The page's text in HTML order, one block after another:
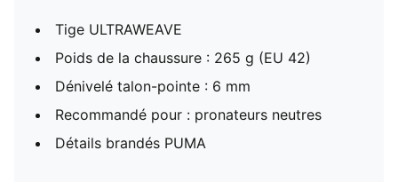
Tige ULTRAWEAVE
Poids de la chaussure : 265 g (EU 42)
Dénivelé talon-pointe : 6 mm
Recommandé pour : pronateurs neutres
Détails brandés PUMA